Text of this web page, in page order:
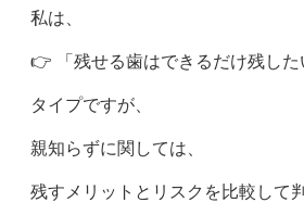
私は、
👉 「残せる歯はできるだけ残した
タイプですが、
親知らずに関しては、
残すメリットとリスクを比較して